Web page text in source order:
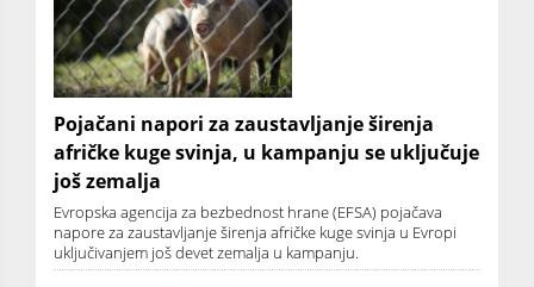
Pojačani napori za zaustavljanje širenja
afričke kuge svinja, u kampanju se uključuje
još zemalja
Evropska agencija za bezbednost hrane (EFSA) pojačava
napore za zaustavljanje širenja afričke kuge svinja u Evropi
uključivanjem još devet zemalja u kampanju.